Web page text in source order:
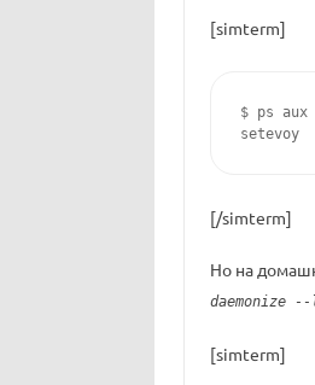
[simterm]
$ ps aux
setevoy
[/simterm]
Но на
daemonize
[simterm]